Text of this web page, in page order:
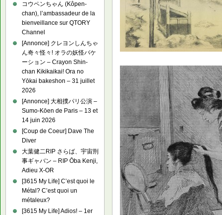
コウペンちゃん (Kôpen-
chan), l’ambassadeur de la
bienveillance sur QTORY
Channel
[Annonce] クレヨンしんちゃ
ん奇々怪々! オラの妖怪バケ
ーション – Crayon Shin-
chan Kikikaikai! Ora no
Yōkai bakeshon – 31 juillet
2026
[Annonce] 大相撲パリ公演 –
Sumo-Kōen de Paris – 13 et
14 juin 2026
[Coup de Coeur] Dave The
Diver
大葉健二RIP さらば、宇宙刑
事ギャバン – RIP Ōba Kenji,
Adieu X-OR
[3615 My Life] C’est quoi le
Métal? C’est quoi un
métaleux?
[3615 My Life] Adios! – 1er